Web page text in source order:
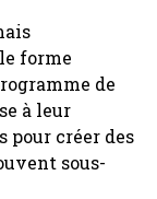
forme
de
à leur
pour créer des
sous-